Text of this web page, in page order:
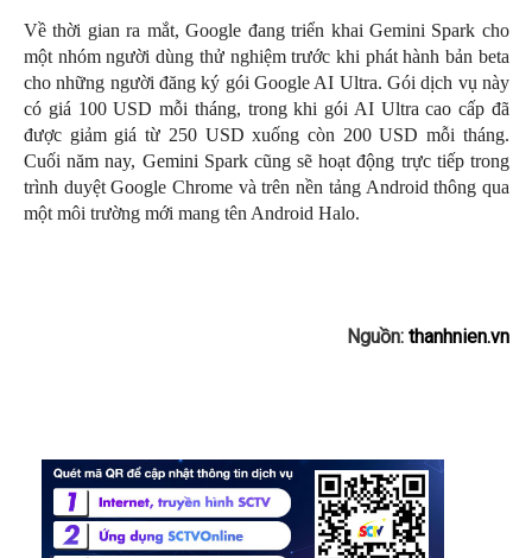
Về thời gian ra mắt, Google đang triển khai Gemini Spark cho
một nhóm người dùng thử nghiệm trước khi phát hành bản beta
cho những người đăng ký gói Google AI Ultra. Gói dịch vụ này
có giá 100 USD mỗi tháng, trong khi gói AI Ultra cao cấp đã
được giảm giá từ 250 USD xuống còn 200 USD mỗi tháng.
Cuối năm nay, Gemini Spark cũng sẽ hoạt động trực tiếp trong
trình duyệt Google Chrome và trên nền tảng Android thông qua
một môi trường mới mang tên Android Halo.
Nguồn: thanhnien.vn